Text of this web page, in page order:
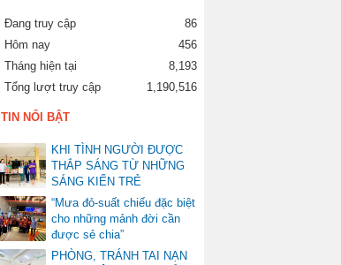
Đang truy cập
86
Hôm nay
456
Tháng hiện tại
8,193
Tổng lượt truy cập
1,190,516
TIN NỔI BẬT
KHI TÌNH NGƯỜI ĐƯỢC
THẮP SÁNG TỪ NHỮNG
SÁNG KIẾN TRẺ
“Mưa đỏ-suất chiếu đặc biệt
cho những mảnh đời cần
được sẻ chia”
PHÒNG, TRÁNH TAI NẠN